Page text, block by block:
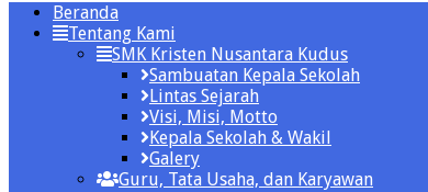
Beranda
Tentang Kami
SMK Kristen Nusantara Kudus
Sambuatan Kepala Sekolah
Lintas Sejarah
Visi, Misi, Motto
Kepala Sekolah & Wakil
Galery
Guru, Tata Usaha, dan Karyawan